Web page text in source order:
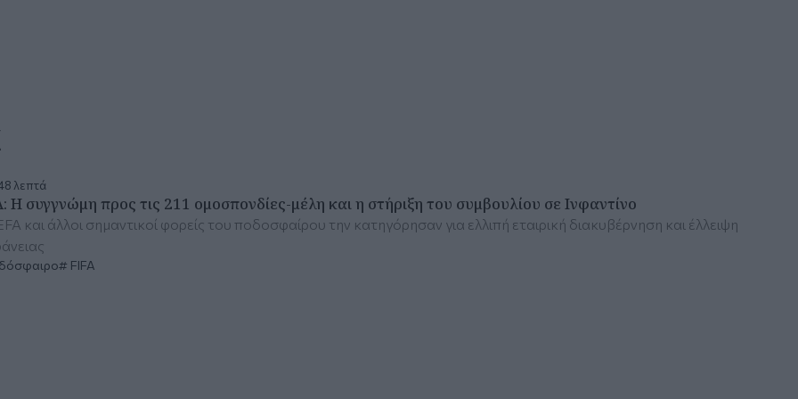
λεπτά
Η συγγνώμη προς τις 211 ομοσπονδίες-μέλη και η στήριξη του συμβουλίου σε Ινφαντίνο
και άλλοι σημαντικοί φορείς του ποδοσφαίρου την κατηγόρησαν για ελλιπή εταιρική διακυβέρνηση και έλλειψη
FIFA